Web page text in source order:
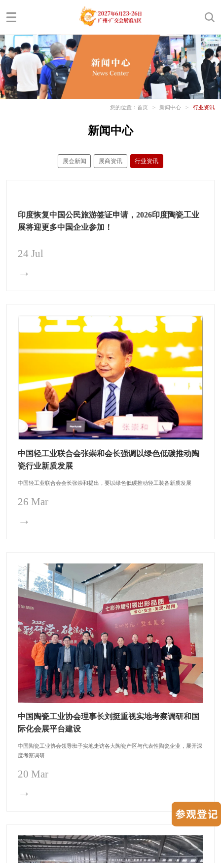
您的位置： 首页 > 新闻中心 > 行业资讯
新闻中心
展会新闻 展商资讯 行业资讯
印度恢复中国公民旅游签证申请，2026印度陶瓷工业
展将迎更多中国企业参加！
24 Jul
→
中国轻工业联合会张崇和会长强调以绿色低碳推动陶
瓷行业新质发展
中国轻工业联合会会长张崇和提出，要以绿色低碳推动轻工装备新质发展
26 Mar
→
中国陶瓷工业协会理事长刘挺重视实地考察调研和国
际化会展平台建设
中国陶瓷工业协会领导班子实地走访各大陶瓷产区与代表性陶瓷企业，展开深
度考察调研
20 Mar
→